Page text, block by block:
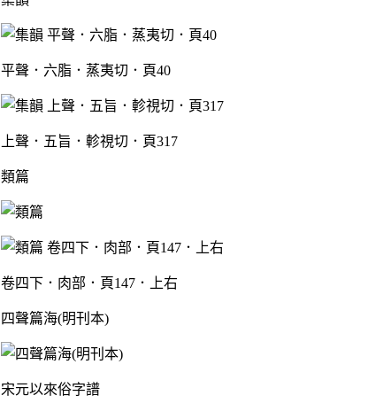
平聲．六脂．蒸夷切．頁40
上聲．五旨．軫視切．頁317
類篇
卷四下．肉部．頁147．上右
四聲篇海(明刊本)
宋元以來俗字譜